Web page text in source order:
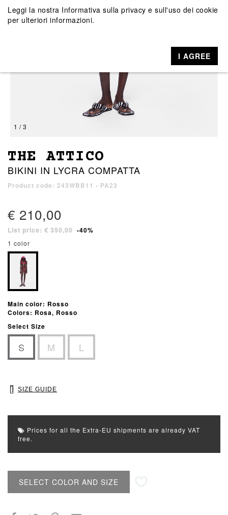
1 / 3
THE ATTICO
BIKINI IN LYCRA COMPATTA
Product code: 243WBB11 - PA23
€ 210,00
List price: € 350,00 -40%
1 color
Main color: Rosso
Colors: Rosa, Rosso
Select Size
S M L
SIZE GUIDE
Prices for all the Extra-EU shipments are already VAT
free.
SELECT COLOR AND SIZE
Leggi la nostra Informativa sulla privacy e sull'uso dei cookie
per ulteriori informazioni.
I AGREE